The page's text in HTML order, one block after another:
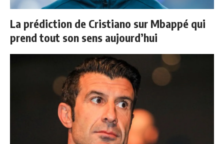
La prédiction de Cristiano sur Mbappé qui
prend tout son sens aujourd’hui